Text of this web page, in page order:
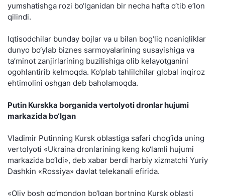
yumshatishga rozi bo‘lganidan bir necha hafta o‘tib e’lon
qilindi.
Iqtisodchilar bunday bojlar va u bilan bog‘liq noaniqliklar
dunyo bo‘ylab biznes sarmoyalarining susayishiga va
ta’minot zanjirlarining buzilishiga olib kelayotganini
ogohlantirib kelmoqda. Ko‘plab tahlilchilar global inqiroz
ehtimolini oshgan deb baholamoqda.
Putin Kurskka borganida vertolyoti dronlar hujumi
markazida bo‘lgan
Vladimir Putinning Kursk oblastiga safari chog‘ida uning
vertolyoti «Ukraina dronlarining keng ko‘lamli hujumi
markazida bo‘ldi», deb xabar berdi harbiy xizmatchi Yuriy
Dashkin «Rossiya» davlat telekanali efirida.
«Oliy bosh qo‘mondon bo‘lgan bortning Kursk oblasti